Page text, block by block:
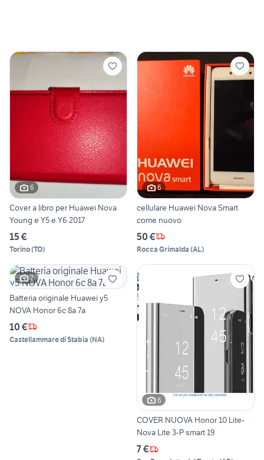
6
Cover a libro per Huawei Nova
Young e Y5 e Y6 2017
15 €
Torino(TO)
6
cellulare Huawei Nova Smart
come nuovo
50 €
Rocca Grimalda (AL)
2
Batteria originale Huawei y5
NOVA Honor 6c 8a 7a
10 €
Castellammare di Stabia (NA)
6
COVER NUOVA Honor 10 Lite-
Nova Lite 3-P smart 19
7 €